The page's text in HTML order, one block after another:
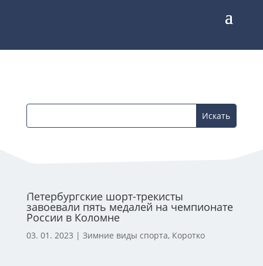
Петербургские шорт-трекисты
завоевали пять медалей на чемпионате
России в Коломне
03. 01. 2023 | Зимние виды спорта, Коротко